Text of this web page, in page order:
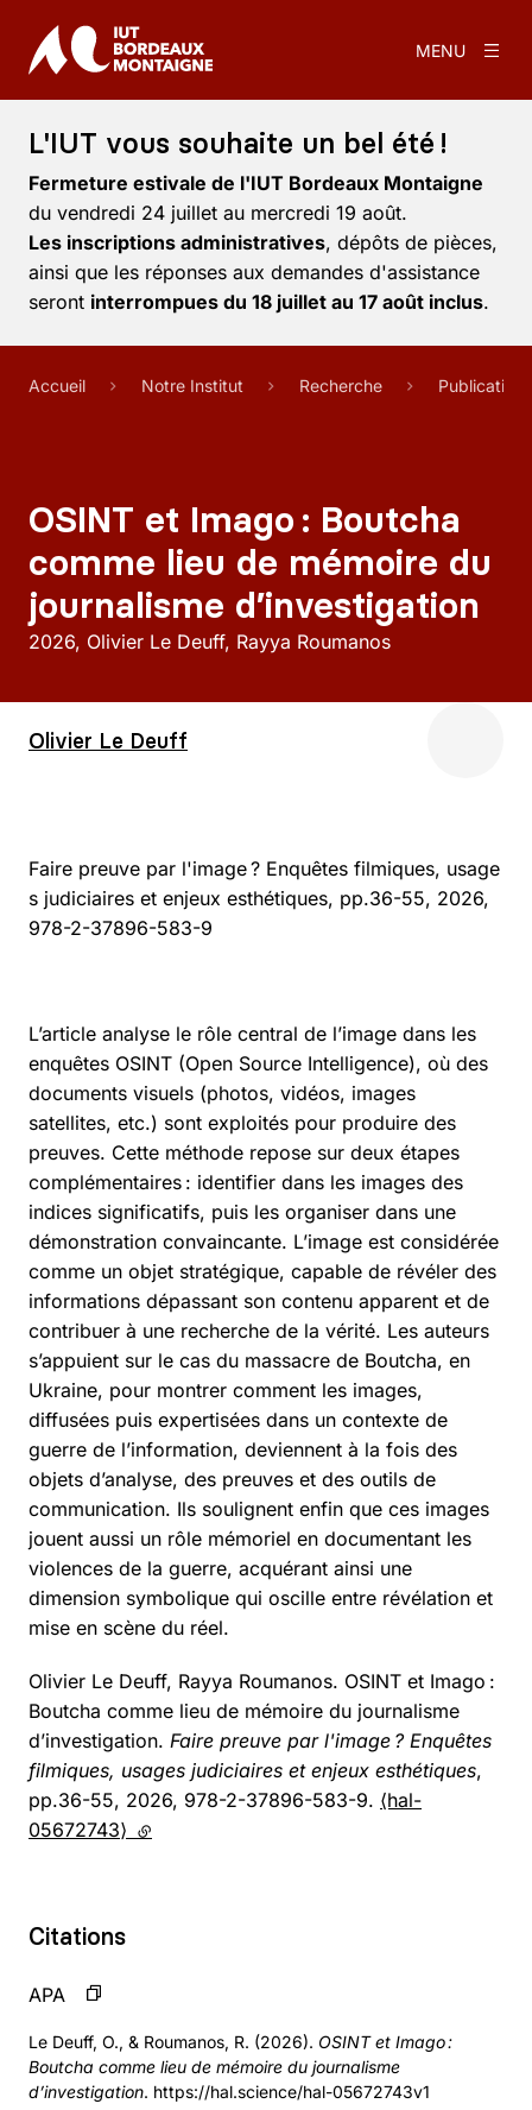
MENU
L'IUT vous souhaite un bel été !
Fermeture estivale de l'IUT Bordeaux Montaigne
du vendredi 24 juillet au mercredi 19 août.
Les inscriptions administratives, dépôts de pièces,
ainsi que les réponses aux demandes d'assistance
seront interrompues du 18 juillet au 17 août inclus.
Accueil Notre Institut Recherche
OSINT et Imago : Boutcha
comme lieu de mémoire du
journalisme d’investigation
2026 Olivier Le Deuff, Rayya Roumanos
Olivier Le Deuff
Faire preuve par l'image ? Enquêtes filmiques, usage
s judiciaires et enjeux esthétiques, pp.36-55, 2026,
978-2-37896-583-9
L’article analyse le rôle central de l’image dans les
enquêtes OSINT (Open Source Intelligence), où des
documents visuels (photos, vidéos, images
satellites, etc.) sont exploités pour produire des
preuves. Cette méthode repose sur deux étapes
complémentaires : identifier dans les images des
indices significatifs, puis les organiser dans une
démonstration convaincante. L’image est considérée
comme un objet stratégique, capable de révéler des
informations dépassant son contenu apparent et de
contribuer à une recherche de la vérité. Les auteurs
s’appuient sur le cas du massacre de Boutcha, en
Ukraine, pour montrer comment les images,
diffusées puis expertisées dans un contexte de
guerre de l’information, deviennent à la fois des
objets d’analyse, des preuves et des outils de
communication. Ils soulignent enfin que ces images
jouent aussi un rôle mémoriel en documentant les
violences de la guerre, acquérant ainsi une
dimension symbolique qui oscille entre révélation et
mise en scène du réel.
Olivier Le Deuff, Rayya Roumanos. OSINT et Imago :
Boutcha comme lieu de mémoire du journalisme
d’investigation. Faire preuve par l'image ? Enquêtes
filmiques, usages judiciaires et enjeux esthétiques,
pp.36-55, 2026, 978-2-37896-583-9. ⟨hal-
05672743⟩ (lien externe)
Citations
APA
Le Deuff, O., & Roumanos, R. (2026). OSINT et Imago :
Boutcha comme lieu de mémoire du journalisme
d’investigation. https://hal.science/hal-05672743v1